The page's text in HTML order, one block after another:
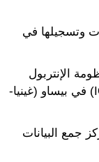
وتسجيلها في
الإنتربول
للمعلومات الجنائية (ICIS -WAPIS DACORE) في بيساو (غينيا-
جمع البيانات